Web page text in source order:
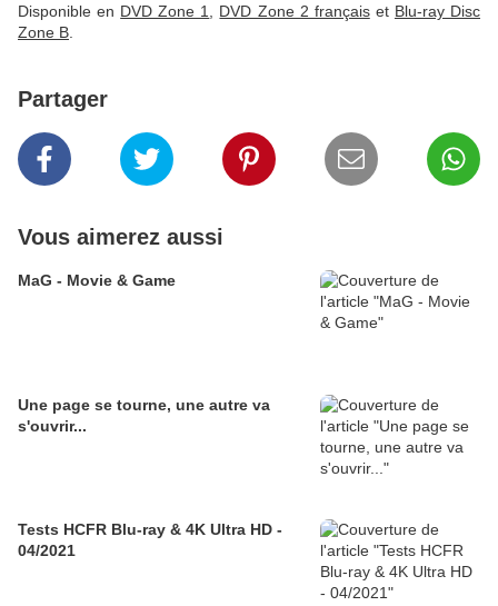
Disponible en DVD Zone 1 DVD Zone 2 françaiset Blu-ray Disc
Zone B
Partager
Vous aimerez aussi
MaG - Movie & Game
Une page se tourne, une autre va
s'ouvrir...
Tests HCFR Blu-ray & 4K Ultra HD -
04/2021